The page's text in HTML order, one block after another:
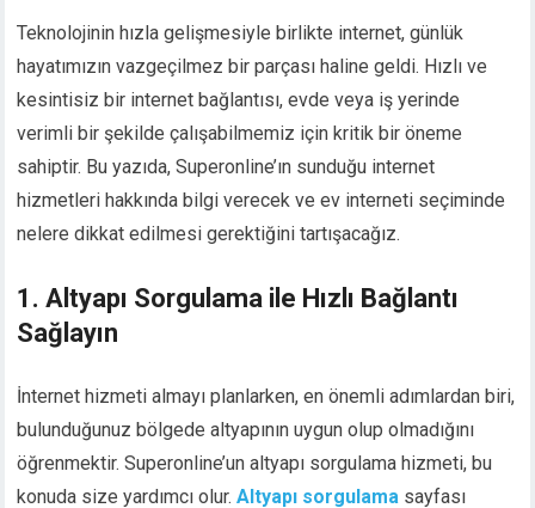
Teknolojinin hızla gelişmesiyle birlikte internet, günlük
hayatımızın vazgeçilmez bir parçası haline geldi. Hızlı ve
kesintisiz bir internet bağlantısı, evde veya iş yerinde
verimli bir şekilde çalışabilmemiz için kritik bir öneme
sahiptir. Bu yazıda, Superonline’ın sunduğu internet
hizmetleri hakkında bilgi verecek ve ev interneti seçiminde
nelere dikkat edilmesi gerektiğini tartışacağız.
1. Altyapı Sorgulama ile Hızlı Bağlantı
Sağlayın
İnternet hizmeti almayı planlarken, en önemli adımlardan biri,
bulunduğunuz bölgede altyapının uygun olup olmadığını
öğrenmektir. Superonline’un altyapı sorgulama hizmeti, bu
konuda size yardımcı olur.Altyapı sorgulama sayfası